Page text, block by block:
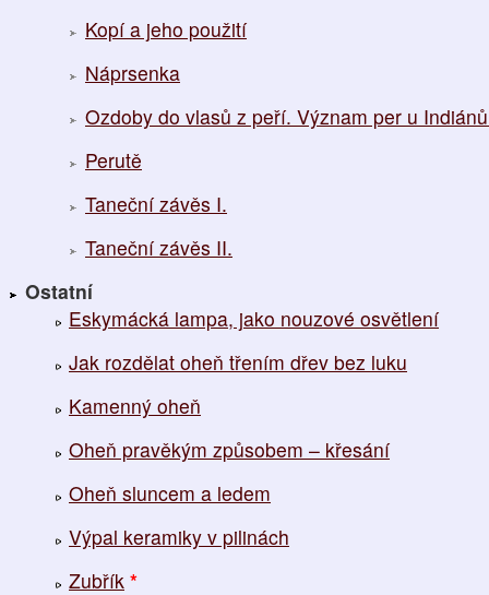
Kopí a jeho použití
Náprsenka
Ozdoby do vlasů z peří. Význam per u
Perutě
Taneční závěs I.
Taneční závěs II.
Ostatní
Eskymácká lampa, jako nouzové osvětlení
Jak rozdělat oheň třením dřev bez luku
Kamenný oheň
Oheň pravěkým způsobem – křesání
Oheň sluncem a ledem
Výpal keramiky v pilinách
Zubřík *